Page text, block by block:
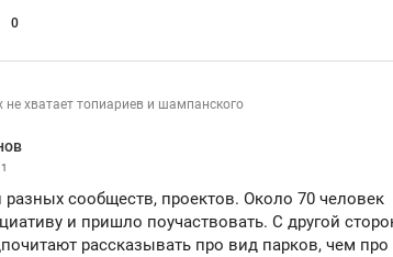
0
хватает топиариев и шампанского
сообществ, проектов. Около 70 человек
и пришло поучаствовать. С другой
рассказывать про вид парков, чем про